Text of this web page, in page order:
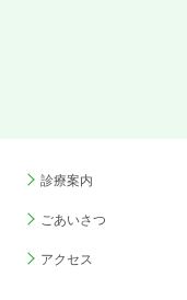
診療案内
ごあいさつ
アクセス